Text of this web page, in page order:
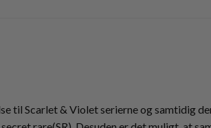
til Scarlet & Violet serierne og samtidig